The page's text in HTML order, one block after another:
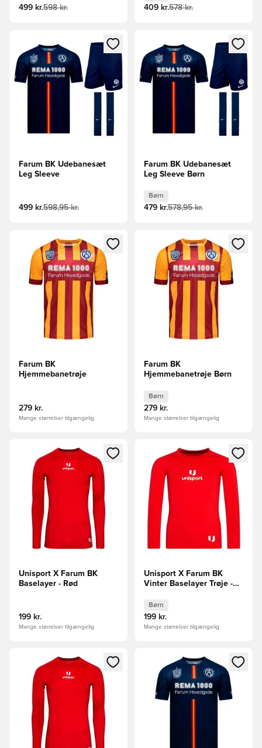
499 kr.598 kr. 409 kr.578 kr.
Åbner en Modal til at logge ind eller tilmelde dig som
Farum BK Udebanesæt
Leg Sleeve
499 kr.598,95 kr.
Åbner en Modal til at logge
Farum BK Udebanesæt
Leg Sleeve Børn
Børn
479 kr.578,95 kr.
Åbner en Modal til at logge ind eller tilmelde dig som
Farum BK
Hjemmebanetrøje
279 kr.
Mange størrelser tilgængelig
Åbner en Modal til at logge
Farum BK
Hjemmebanetrøje Børn
Børn
279 kr.
Mange størrelser tilgængelig
Åbner en Modal til at logge ind eller tilmelde dig som
Unisport X Farum BK
Baselayer - Rød
199 kr.
Mange størrelser tilgængelig
Åbner en Modal til at logge
Unisport X Farum BK
Vinter Baselayer Trøje -
Børn
199 kr.
Mange størrelser tilgængelig
Åbner en Modal til at logge ind eller tilmelde dig som
Åbner en Modal til at logge